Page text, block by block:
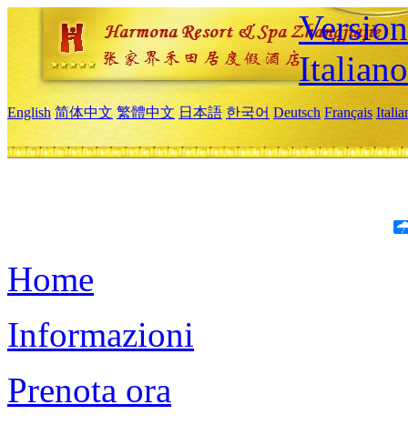
Italiano
English 简体中文 繁體中文 日本語 한국어 Deutsch Français
Home
Informazioni
Prenota ora